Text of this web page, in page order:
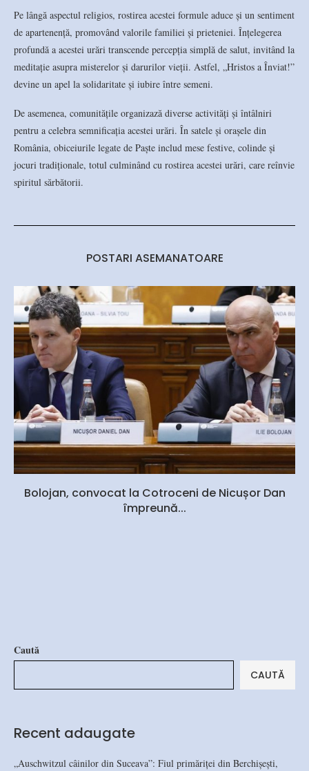
Pe lângă aspectul religios, rostirea acestei formule aduce și un sentiment
de apartenență, promovând valorile familiei și prieteniei. Înțelegerea
profundă a acestei urări transcende percepția simplă de salut, invitând la
meditație asupra misterelor și darurilor vieții. Astfel, „Hristos a Înviat!”
devine un apel la solidaritate și iubire între semeni.
De asemenea, comunitățile organizază diverse activități și întâlniri
pentru a celebra semnificația acestei urări. În satele și orașele din
România, obiceiurile legate de Paște includ mese festive, colinde și
jocuri tradiționale, totul culminând cu rostirea acestei urări, care reînvie
spiritul sărbătorii.
POSTARI ASEMANATOARE
Bolojan, convocat la Cotroceni de Nicușor Dan
împreună...
Caută
CAUTĂ
Recent adaugate
„Auschwitzul câinilor din Suceava”: Fiul primăriței din Berchișești,